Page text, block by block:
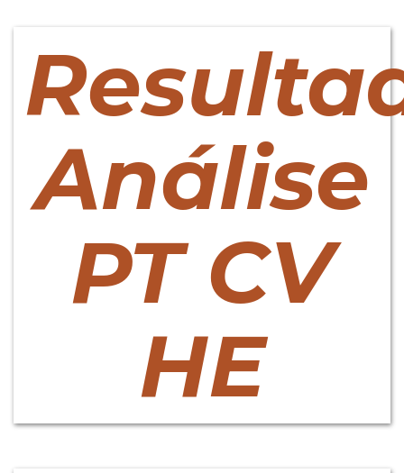
Análise
PT CV
HE